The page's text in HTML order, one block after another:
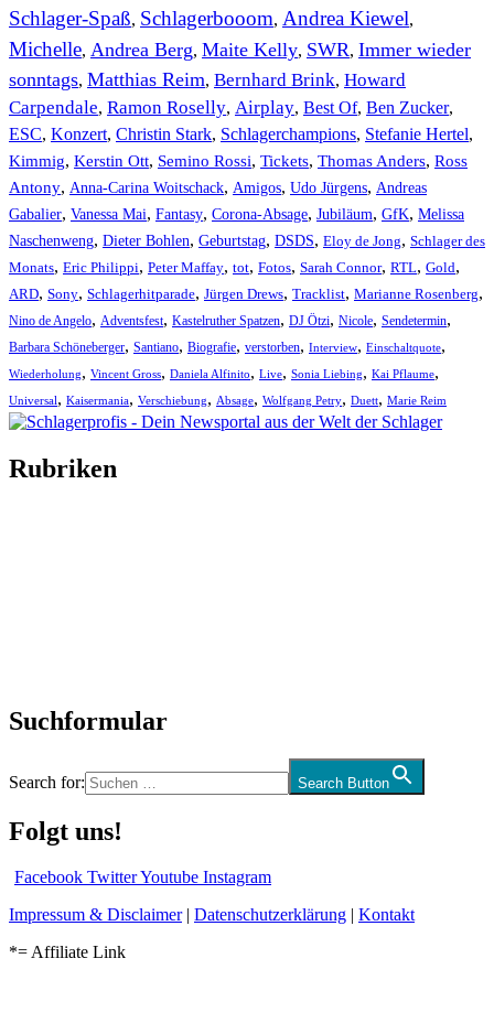
Schlager-Spaß, Schlagerbooom, Andrea Kiewel,
Michelle, Andrea Berg, Maite Kelly, SWR, Immer wieder
sonntags, Matthias Reim, Bernhard Brink, Howard
Carpendale, Ramon Roselly, Airplay, Best Of, Ben Zucker,
ESC, Konzert, Christin Stark, Schlagerchampions, Stefanie Hertel,
Kimmig, Kerstin Ott, Semino Rossi, Tickets, Thomas Anders, Ross
Antony, Anna-Carina Woitschack, Amigos, Udo Jürgens, Andreas
Gabalier, Vanessa Mai, Fantasy, Corona-Absage, Jubiläum, GfK, Melissa
Naschenweng, Dieter Bohlen, Geburtstag, DSDS, Eloy de Jong, Schlager des
Monats, Eric Philippi, Peter Maffay, tot, Fotos, Sarah Connor, RTL, Gold,
ARD, Sony, Schlagerhitparade, Jürgen Drews, Tracklist, Marianne Rosenberg,
Nino de Angelo, Adventsfest, Kastelruther Spatzen, DJ Ötzi, Nicole, Sendetermin,
Barbara Schöneberger, Santiano, Biografie, verstorben, Interview, Einschaltquote,
Wiederholung, Vincent Gross, Daniela Alfinito, Live, Sonia Liebing, Kai Pflaume,
Universal, Kaisermania, Verschiebung, Absage, Wolfgang Petry, Duett, Marie Reim
Rubriken
Suchformular
Search for: Search Button
Folgt uns!
Facebook TwitterYoutube Instagram
Impressum & Disclaimer| Datenschutzerklärung | Kontakt
*= Affiliate Link